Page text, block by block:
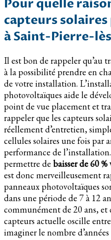
Pour quelle
capteurs
à Saint-Pierre-
Il est bon de rappeler qu’au
à la possibilité prendre en
de votre installation.
photovoltaïques aide le
point de vue placement et
rappeler que les capteurs
réellement d’entretien,
cellules solaires une fois par
performance de
permettre de baisser de 60 %
est donc merveilleusement
panneaux photovoltaïques
dans une période de 7 à 12
communément de 20 ans, et
capteurs actuelle oscille
imaginer le nombre